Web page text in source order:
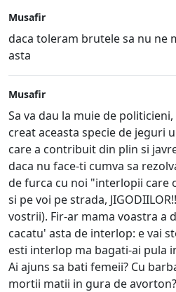
Musafir
daca toleram brutele sa nu ne
asta
Musafir
Sa va dau la muie de
creat aceasta specie de jeguri
care a contribuit din plin si
daca nu face-ti cumva sa
de furca cu noi "interlopii care
si pe voi pe strada,
vostrii). Fir-ar mama voastra a
cacatu' asta de interlop: e vai
esti interlop ma bagati-ai pula
Ai ajuns sa bati femeii? Cu
mortii matii in gura de avorton?